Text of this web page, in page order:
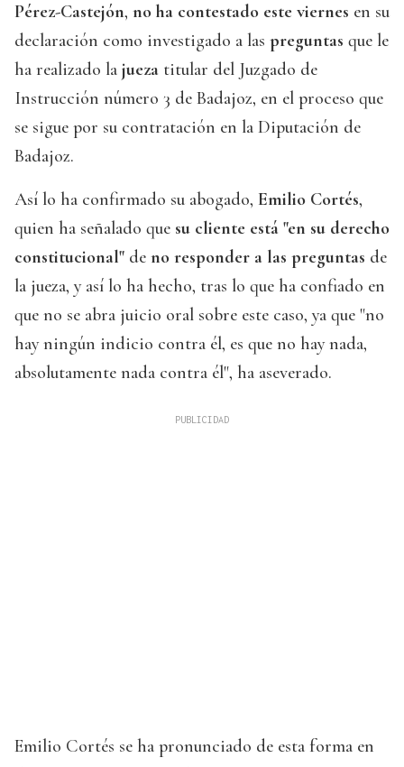
Pérez-Castejón, no ha contestado este viernes en su
declaración como investigado a las preguntas que le
ha realizado la jueza titular del Juzgado de
Instrucción número 3 de Badajoz, en el proceso que
se sigue por su contratación en la Diputación de
Badajoz.
Así lo ha confirmado su abogado, Emilio Cortés,
quien ha señalado que su cliente está "en su derecho
constitucional" de no responder a las preguntas de
la jueza, y así lo ha hecho, tras lo que ha confiado en
que no se abra juicio oral sobre este caso, ya que "no
hay ningún indicio contra él, es que no hay nada,
absolutamente nada contra él", ha aseverado.
Emilio Cortés se ha pronunciado de esta forma en